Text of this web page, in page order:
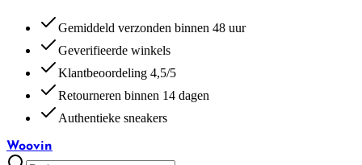
Gemiddeld verzonden binnen 48 uur
Geverifieerde winkels
Klantbeoordeling 4,5/5
Retourneren binnen 14 dagen
Authentieke sneakers
Woovin